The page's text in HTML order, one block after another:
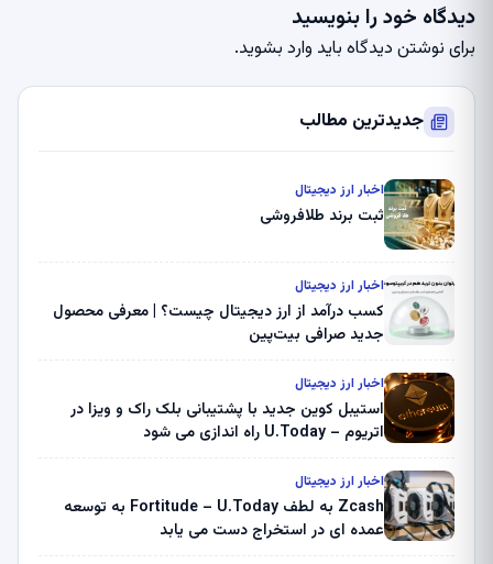
دیدگاه خود را بنویسید
برای نوشتن دیدگاه باید وارد بشوید.
جدیدترین مطالب
اخبار ارز دیجیتال
ثبت برند طلافروشی
اخبار ارز دیجیتال
کسب درآمد از ارز دیجیتال چیست؟ | معرفی محصول
جدید صرافی بیت‌پین
اخبار ارز دیجیتال
استیبل کوین جدید با پشتیبانی بلک راک و ویزا در
اتریوم – U.Today راه اندازی می شود
اخبار ارز دیجیتال
Zcash به لطف Fortitude – U.Today به توسعه
عمده ای در استخراج دست می یابد